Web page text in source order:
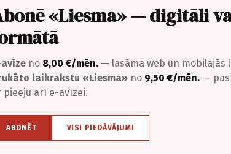
«Liesma» — digitāli
avīze no 8,00 €/mēn. — lasāma web un mobilajās
laikrakstu «Liesma» no 9,50 €/mēn. —
pieeju arī e-avīzei.
ABONĒT VISI PIEDĀVĀJUMI